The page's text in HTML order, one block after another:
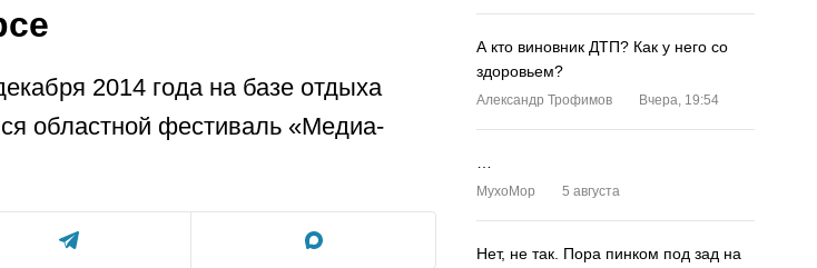
2014 года на базе отдыха
областной фестиваль «Медиа-
А кто виновник ДТП? Как у него со
здоровьем?
Александр Трофимов Вчера, 19:54
MyxoMop 5 августа
Нет, не так. Пора пинком под зад на